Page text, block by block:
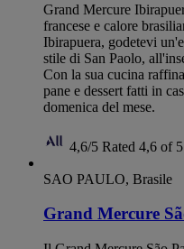
Grand Mercure
francese e calore
Ibirapuera, godetevi
stile di San Paolo,
Con la sua cucina
pane e dessert fatti in
domenica del mese.
4,6/5 Rated 4,6 of 5
SAO PAULO, Brasile
Grand Mercure